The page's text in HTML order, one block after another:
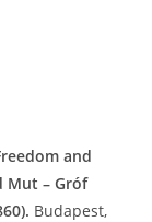
and
Mut – Gróf
Budapest,